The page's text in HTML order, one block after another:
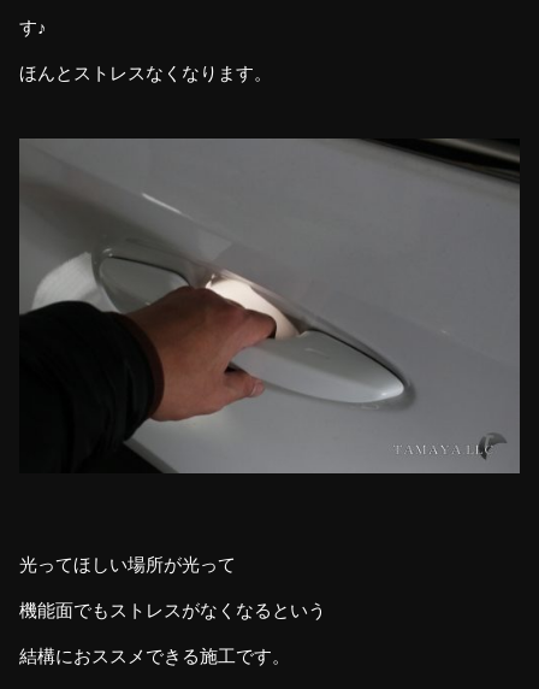
す♪
ほんとストレスなくなります。
光ってほしい場所が光って
機能面でもストレスがなくなるという
結構におススメできる施工です。